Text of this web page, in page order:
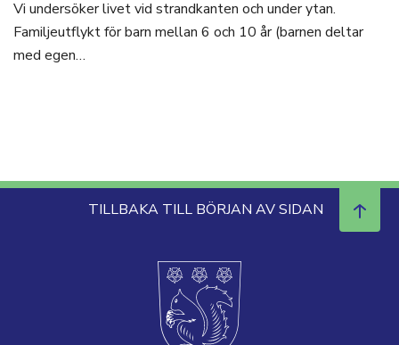
Vi undersöker livet vid strandkanten och under ytan.
Familjeutflykt för barn mellan 6 och 10 år (barnen deltar
med egen…
TILLBAKA TILL BÖRJAN AV SIDAN